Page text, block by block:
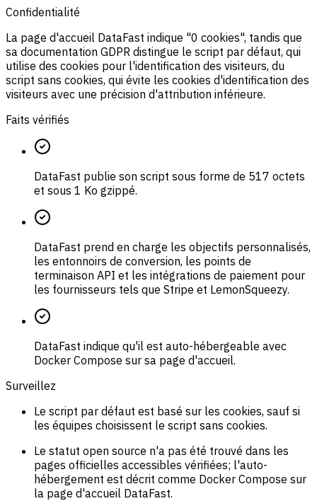
Confidentialité
La page d'accueil DataFast indique "0 cookies", tandis que
sa documentation GDPR distingue le script par défaut, qui
utilise des cookies pour l'identification des visiteurs, du
script sans cookies, qui évite les cookies d'identification des
visiteurs avec une précision d'attribution inférieure.
Faits vérifiés
DataFast publie son script sous forme de 517 octets
et sous 1 Ko gzippé.
DataFast prend en charge les objectifs personnalisés,
les entonnoirs de conversion, les points de
terminaison API et les intégrations de paiement pour
les fournisseurs tels que Stripe et LemonSqueezy.
DataFast indique qu'il est auto-hébergeable avec
Docker Compose sur sa page d'accueil.
Surveillez
Le script par défaut est basé sur les cookies, sauf si
les équipes choisissent le script sans cookies.
Le statut open source n'a pas été trouvé dans les
pages officielles accessibles vérifiées; l'auto-
hébergement est décrit comme Docker Compose sur
la page d'accueil DataFast.